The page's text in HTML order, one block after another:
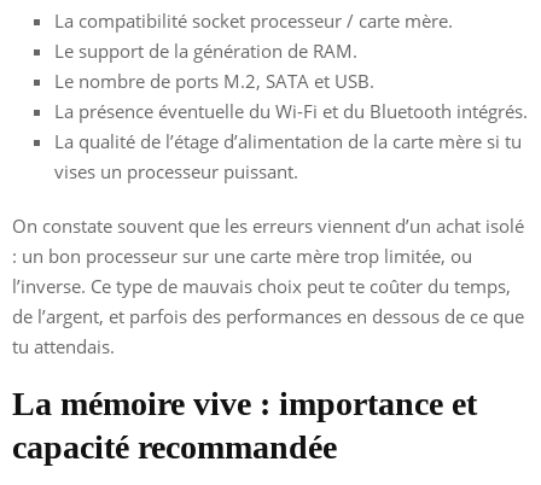
La compatibilité socket processeur / carte mère.
Le support de la génération de RAM.
Le nombre de ports M.2, SATA et USB.
La présence éventuelle du Wi-Fi et du Bluetooth intégrés.
La qualité de l’étage d’alimentation de la carte mère si tu
vises un processeur puissant.
On constate souvent que les erreurs viennent d’un achat isolé
: un bon processeur sur une carte mère trop limitée, ou
l’inverse. Ce type de mauvais choix peut te coûter du temps,
de l’argent, et parfois des performances en dessous de ce que
tu attendais.
La mémoire vive : importance et
capacité recommandée